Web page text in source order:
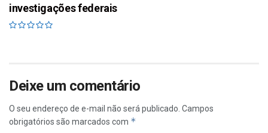
investigações federais
Deixe um comentário
O seu endereço de e-mail não será publicado. Campos
obrigatórios são marcados com *